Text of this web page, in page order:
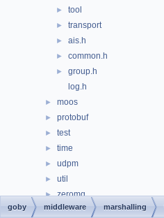
► tool
► transport
► ais.h
► common.h
►
group.h
log.h
► moos
► protobuf
► test
► time
► udpm
► util
► zeromq
acomms.h
goby middleware marshalling